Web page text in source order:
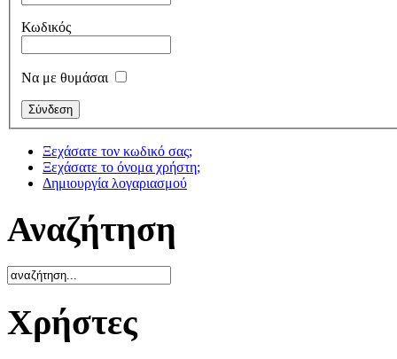
Κωδικός
Να με θυμάσαι
Ξεχάσατε τον κωδικό σας;
Ξεχάσατε το όνομα χρήστη;
Δημιουργία λογαριασμού
Αναζήτηση
Χρήστες